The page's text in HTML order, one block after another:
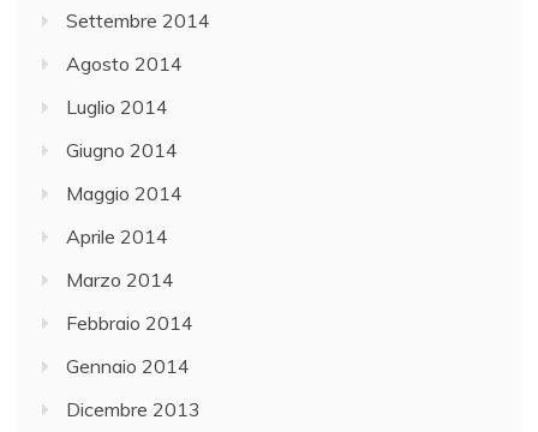
Settembre 2014
Agosto 2014
Luglio 2014
Giugno 2014
Maggio 2014
Aprile 2014
Marzo 2014
Febbraio 2014
Gennaio 2014
Dicembre 2013